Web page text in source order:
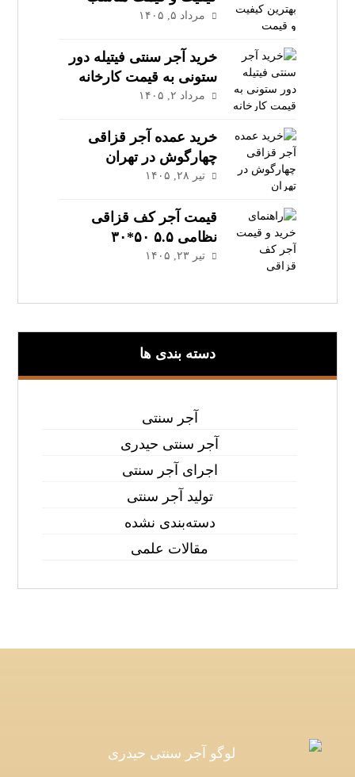
مرداد ۵, ۱۴۰۵
خرید آجر سنتی فیتیله دور
ستونی به قیمت کارخانه
مرداد ۲, ۱۴۰۵
خرید عمده آجر قزاقی
چهارگوش در تهران
تیر ۲۸, ۱۴۰۵
قیمت آجر کف قزاقی
نظامی ۵.۵ ۵۰*۳۰
تیر ۲۳, ۱۴۰۵
دسته بندی ها
آجر سنتی
آجر سنتی حیدری
اجرای آجر سنتی
تولید آجر سنتی
دسته‌بندی نشده
مقالات علمی